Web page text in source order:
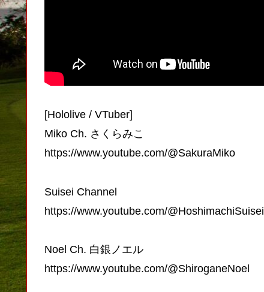
[Hololive / VTuber]
Miko Ch. さくらみこ
https://www.youtube.com/@SakuraMiko
Suisei Channel
https://www.youtube.com/@HoshimachiSuisei
Noel Ch. 白銀ノエル
https://www.youtube.com/@ShiroganeNoel